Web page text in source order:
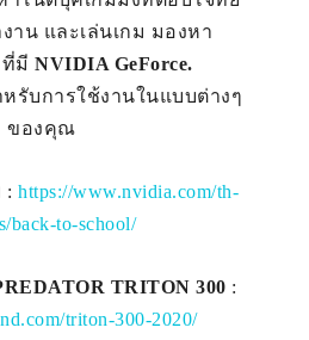
าน และเล่นเกม มองหา
ที่มีNVIDIA GeForce.
รับการใช้งานในแบบต่างๆ
ของคุณ
: https://www.nvidia.com/th-
back-to-school/
TRITON 300 :
triton-300-2020/